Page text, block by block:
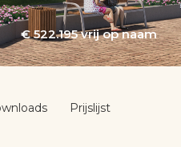
€ 522.195 vrij op naam
Prijslijst